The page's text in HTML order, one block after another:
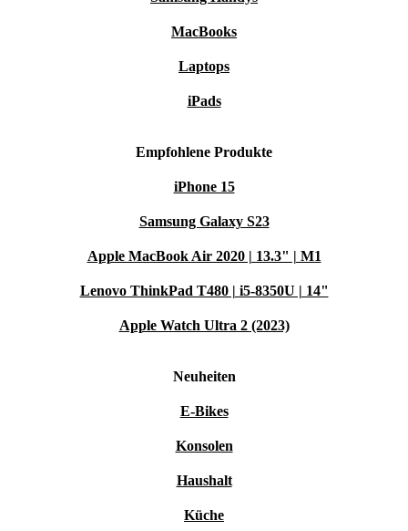
MacBooks
Laptops
iPads
Empfohlene Produkte
iPhone 15
Samsung Galaxy S23
Apple MacBook Air 2020 | 13.3" | M1
Lenovo ThinkPad T480 | i5-8350U | 14"
Apple Watch Ultra 2 (2023)
Neuheiten
E-Bikes
Konsolen
Haushalt
Küche